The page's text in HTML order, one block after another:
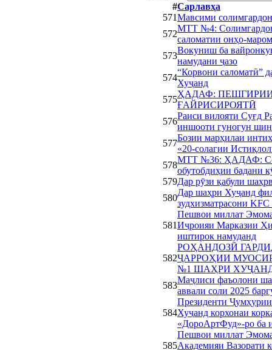
#Сарлавҳа
571Мавсими
572
МТТ №4:
саломатии онҳо-
573
Вокуниш ба
намудани ҷазо
574
“Корвони саломатӣ”
Хуҷанд
575
ҲАДАФ:
ҒАЙРИСИРОЯТӢ
576
Раиси вилояти Суғд
иншооти гуногун
577
Бозии марҳилаи
«20-солагии
578
МТТ №36: ҲАДАФ:
обутобдиҳии бадани
579Дар рӯзи қабули
580
Дар шаҳри Хуҷанд
зудхизматрасони
581
Пешвои миллат
Иҷроияи Марказии
иштирок намуданд
582
РОҲАНДОЗӢ
ҶАРРОҲИИ
№1 ШАҲРИ
583
Маҷлиси фаъолони
аввали соли 2025
584
Президенти
Хуҷанд корхонаи
«ДороАртФуд»-ро ба
585
Пешвои миллат
Академияи Вазорати